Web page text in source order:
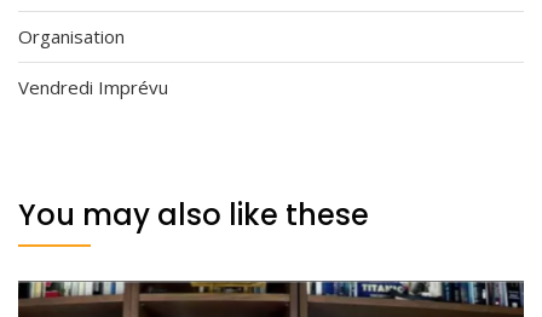
Organisation
Vendredi Imprévu
You may also like these